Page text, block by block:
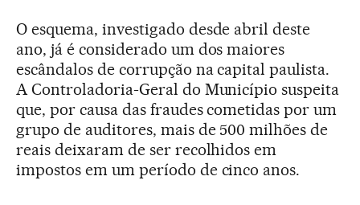
O esquema, investigado desde abril deste
ano, já é considerado um dos maiores
escândalos de corrupção na capital paulista.
A Controladoria-Geral do Município suspeita
que, por causa das fraudes cometidas por um
grupo de auditores, mais de 500 milhões de
reais deixaram de ser recolhidos em
impostos em um período de cinco anos.